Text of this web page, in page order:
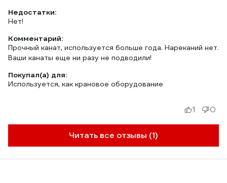
Недостатки:
Нет!
Комментарий:
Прочный канат, используется больше года. Нареканий нет.
Ваши канаты еще ни разу не подводили!
Покупал(а) для:
Используется, как крановое оборудование
Читать все отзывы (1)
1 0